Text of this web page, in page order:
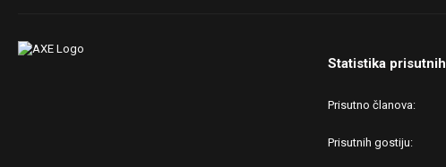
Statistika prisutnih
Prisutno članova
Prisutnih gostiju